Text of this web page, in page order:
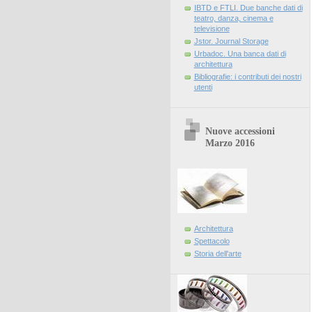
IBTD e FTLI. Due banche dati di
teatro, danza, cinema e
televisione
Jstor. Journal Storage
Urbadoc. Una banca dati di
architettura
Bibliografie: i contributi dei nostri
utenti
Nuove accessioni
Marzo 2016
Architettura
Spettacolo
Storia dell'arte